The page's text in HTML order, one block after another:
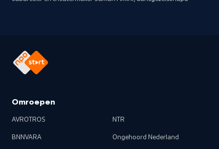
Omroepen
AVROTROS
BNNVARA
NTR
Ongehoord Nederland